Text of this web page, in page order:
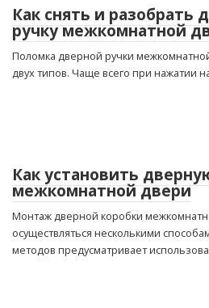
Как снять и разобрать
ручку межкомнатной
Поломка дверной ручки
двух типов. Чаще всего при нажатии
Как установить
межкомнатной двери
Монтаж дверной коробки
осуществляться несколькими
методов предусматривает